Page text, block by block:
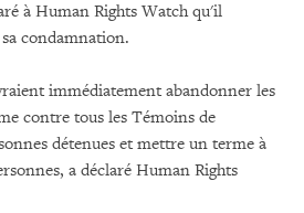
à Human Rights Watch qu'il
condamnation.
immédiatement abandonner les
contre tous les Témoins de
détenues et mettre un terme à
a déclaré Human Rights